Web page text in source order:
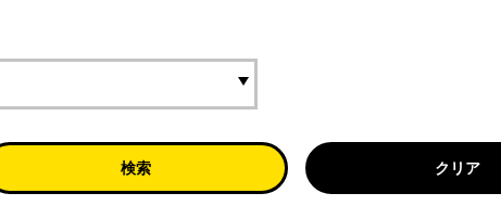
検索 クリア